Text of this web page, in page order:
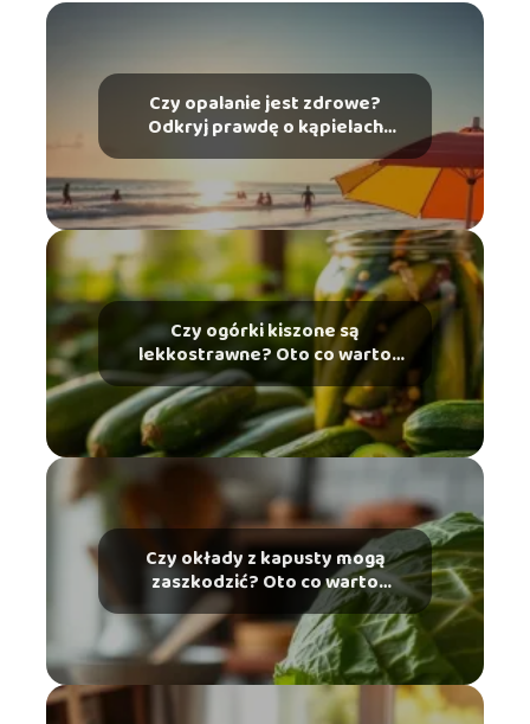
Czy opalanie jest zdrowe?
Odkryj prawdę o kąpielach
słonecznych
Czy ogórki kiszone są
lekkostrawne? Oto co warto
wiedzieć
Czy okłady z kapusty mogą
zaszkodzić? Oto co warto
wiedzieć